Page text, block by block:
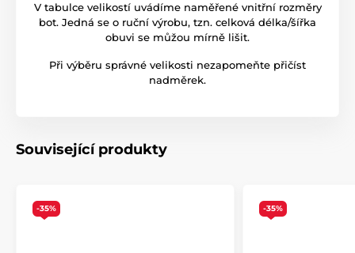
V tabulce velikostí uvádíme naměřené vnitřní rozměry
bot. Jedná se o ruční výrobu, tzn. celková délka/šířka
obuvi se můžou mírně lišit.
Při výběru správné velikosti nezapomeňte přičíst
nadměrek.
Související produkty
-35% -35%